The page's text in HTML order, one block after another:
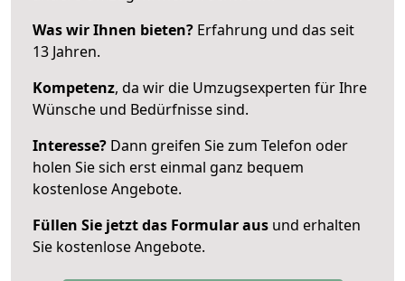
Was wir Ihnen bieten? Erfahrung und das seit
13 Jahren.
Kompetenz, da wir die Umzugsexperten für Ihre
Wünsche und Bedürfnisse sind.
Interesse? Dann greifen Sie zum Telefon oder
holen Sie sich erst einmal ganz bequem
kostenlose Angebote.
Füllen Sie jetzt das Formular aus und erhalten
Sie kostenlose Angebote.